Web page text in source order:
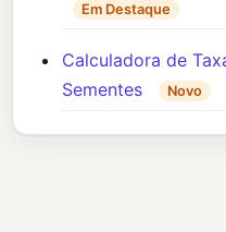
Em Destaque
Calculadora de
Sementes
Novo